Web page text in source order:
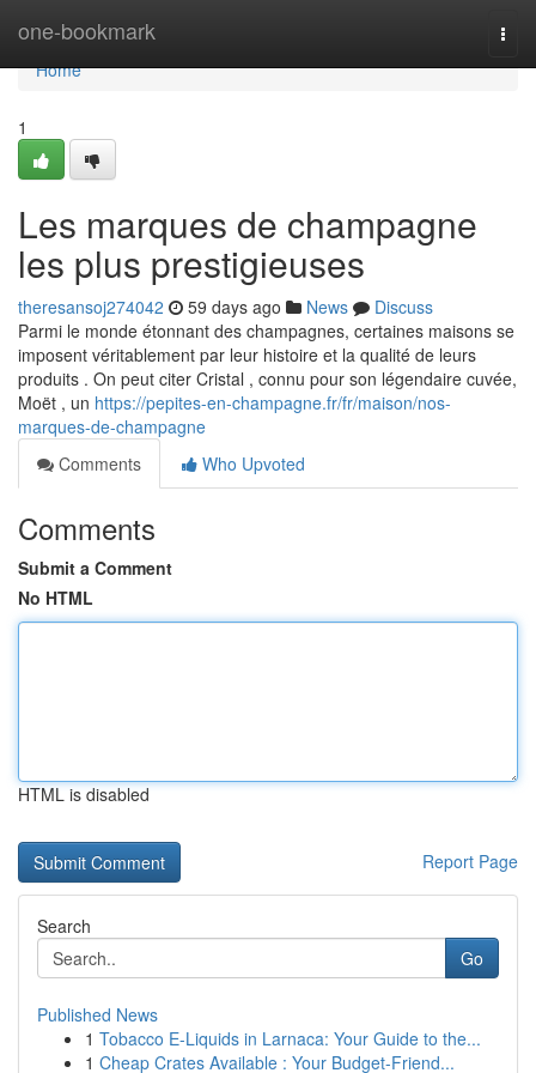
one-bookmark
Home
Home
1
Les marques de champagne
les plus prestigieuses
theresansoj274042 59 days ago News
Discuss
Parmi le monde étonnant des champagnes, certaines maisons se
imposent véritablement par leur histoire et la qualité de leurs
produits . On peut citer Cristal , connu pour son légendaire cuvée,
Moët , un https://pepites-en-champagne.fr/fr/maison/nos-
marques-de-champagne
Comments
Who Upvoted
Comments
Submit a Comment
No HTML
HTML is disabled
Report Page
Search
Go
Published News
1 Tobacco E-Liquids in Larnaca: Your Guide to the...
1 Cheap Crates Available : Your Budget-Friend...